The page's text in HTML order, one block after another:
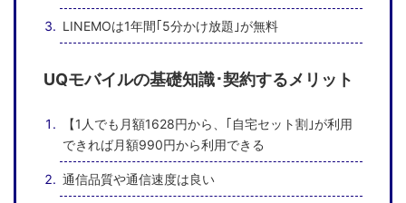
LINEMOは1年間｢5分かけ放題｣が無料
UQモバイルの基礎知識･契約するメリット
【1人でも月額1628円から、｢自宅セット割｣が利用
できれば月額990円から利用できる
通信品質や通信速度は良い